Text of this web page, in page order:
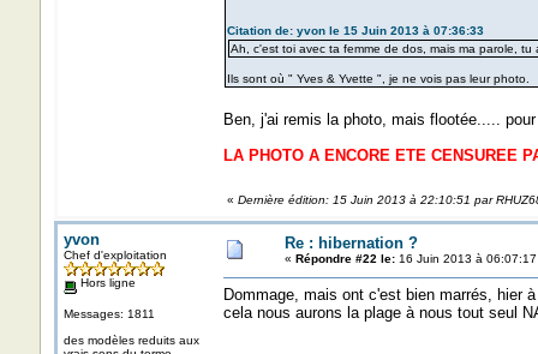
Citation de: yvon le 15 Juin 2013 à 07:36:33
Ah, c'est toi avec ta femme de dos, mais ma parole,
Ils sont où " Yves & Yvette ", je ne vois pas leur photo.
Ben, j'ai remis la photo, mais flootée.....
LA PHOTO A ENCORE ETE CENSUREE
« Dernière édition: 15 Juin 2013 à 22:10:51 par
yvon
Chef d'exploitation
Hors ligne
Messages: 1811
des modèles reduits aux
Re : hibernation ?
« Répondre #22 le:16 Juin 2013 à 06:07:17
Dommage, mais ont c'est bien marrés, hier
cela nous aurons la plage à nous tout seul